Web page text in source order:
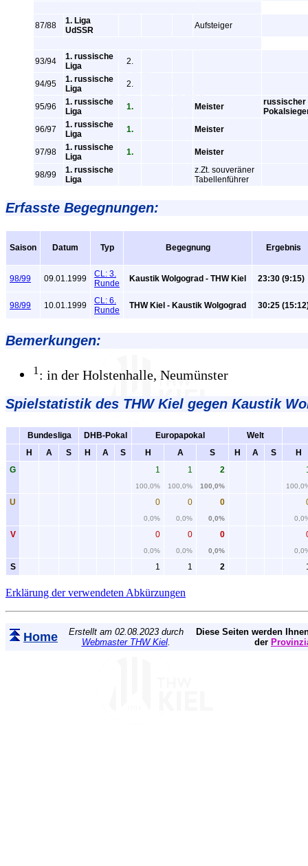
87/88
1. Liga
UdSSR
Aufsteiger
93/94
1. russische
Liga
2.
94/95
1. russische
Liga
2.
95/96
1. russische
Liga
1. Meister
russischer
96/97
1. russische
Liga
1. Meister
97/98
1. russische
Liga
1. Meister
98/99
1. russische
Liga
z.Zt. souveräner
Tabellenführer
Erfasste Begegnungen:
Saison Datum Typ Begegnung Ergebnis
98/99 09.01.1999
CL: 3.
Runde
Kaustik Wolgograd - THW Kiel 23:30 (9:15)
98/99 10.01.1999
CL: 6.
Runde
THW Kiel - Kaustik Wolgograd 30:25
Bemerkungen:
1 : in der Holstenhalle, Neumünster
Spielstatistikdes THW Kiel gegen Kaustik
Bundesliga DHB-Pokal Europapokal
Welt
H
A S H A S H A S H A S
H
G
1
100,0%
1
100,0%
2
100,0%
U 0
0,0%
0
0,0%
0
0,0%
V 0
0,0%
0
0,0%
0
0,0%
S 1 1 2
Erklärung der verwendeten Abkürzungen
Home
Erstellt am 02.08.2023 durch
Webmaster THW Kiel.
Diese Seiten werden
der